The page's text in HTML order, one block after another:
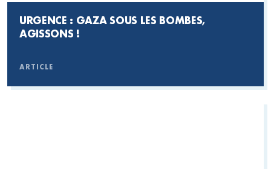
URGENCE : GAZA SOUS LES BOMBES,
AGISSONS !
ARTICLE